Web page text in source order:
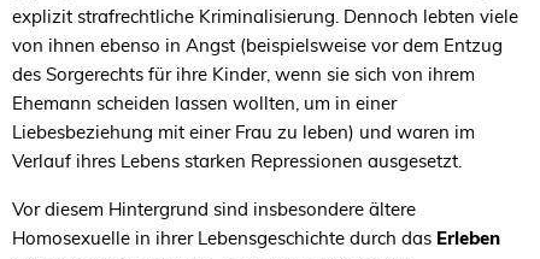
explizit strafrechtliche Kriminalisierung. Dennoch lebten viele
von ihnen ebenso in Angst (beispielsweise vor dem Entzug
des Sorgerechts für ihre Kinder, wenn sie sich von ihrem
Ehemann scheiden lassen wollten, um in einer
Liebesbeziehung mit einer Frau zu leben) und waren im
Verlauf ihres Lebens starken Repressionen ausgesetzt.
Vor diesem Hintergrund sind insbesondere ältere
Homosexuelle in ihrer Lebensgeschichte durch das Erleben